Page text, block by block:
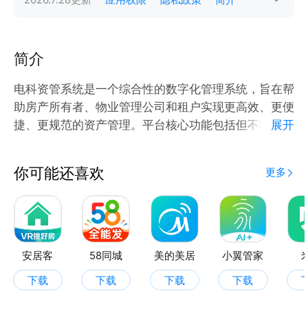
简介
电科资管系统是一个综合性的数字化管理系统，旨在帮
助房产所有者、物业管理公司和租户实现更高效、更便
捷、更规范的资产管理。平台核心功能包括但不限于房
态的实时更新。还包括了用户信息的管理、租房合同、
土地租赁合同、仪器设备租赁合同的录入与维护，以及
发布的公告信息，贷款收费的规则维护等功能。此外系
统还将提供一些扩展化的服务，例如：物业服务、金融
服务、权证修复、价值诊断等服务。通过 自动化的数
据处理和智能化的管理方式，房源资产管理平台能够大
大提高管理效率，减少人工干预和错误率。 电科资管
展开
你可能还喜欢 更多
安居客
下载
58同城
下载
美的美居
下载
小翼管家
下载